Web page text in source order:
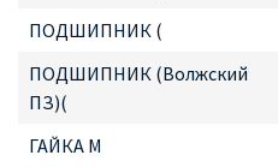
ПОДШИПНИК (
ПОДШИПНИК (Волжский
ПЗ)(
ГАЙКА М